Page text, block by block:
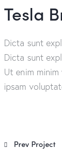
Tesla
Dicta sunt
Dicta sunt
Ut enim
ipsam
Post
Prev Project